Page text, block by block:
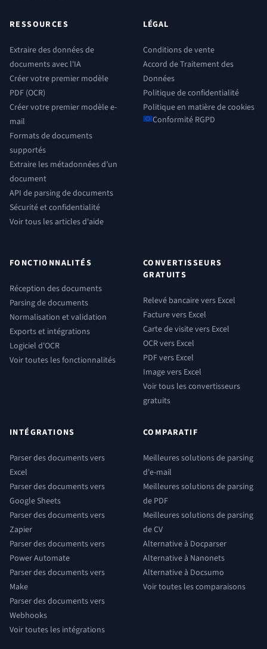
RESSOURCES
Extraire des données de
documents avec l'IA
Créer votre premier modèle
PDF (OCR)
Créer votre premier modèle e-
mail
Formats de documents
supportés
Extraire les métadonnées d’un
document
API de parsing de documents
Sécurité et confidentialité
Voir tous les articles d'aide
LÉGAL
Conditions de vente
Accord de Traitement des
Données
Politique de confidentialité
Politique en matière de cookies
Conformité RGPD
FONCTIONNALITÉS
Réception des documents
Parsing de documents
Normalisation et validation
Exports et intégrations
Logiciel d'OCR
Voir toutes les fonctionnalités
CONVERTISSEURS
GRATUITS
Relevé bancaire vers Excel
Facture vers Excel
Carte de visite vers Excel
OCR vers Excel
PDF vers Excel
Image vers Excel
Voir tous les convertisseurs
gratuits
INTÉGRATIONS
Parser des documents vers
Excel
Parser des documents vers
Google Sheets
Parser des documents vers
Zapier
Parser des documents vers
Power Automate
Parser des documents vers
Make
Parser des documents vers
Webhooks
Voir toutes les intégrations
COMPARATIF
Meilleures solutions de parsing
d'e-mail
Meilleures solutions de parsing
de PDF
Meilleures solutions de parsing
de CV
Alternative à Docparser
Alternative à Nanonets
Alternative à Docsumo
Voir toutes les comparaisons